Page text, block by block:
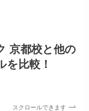
京都校と他の
比較！
スクロールできます